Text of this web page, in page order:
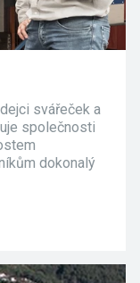
svářeček a
společnosti
dokonalý